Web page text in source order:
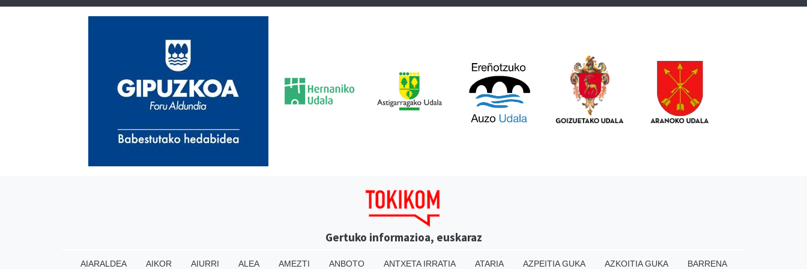
Gertuko informazioa, euskaraz
AIARALDEA AIKOR AIURRI ALEA AMEZTI ANBOTO ANTXETA IRRATIA ATARIA AZPEITIA GUKA AZKOITIA GUKA BARRENA